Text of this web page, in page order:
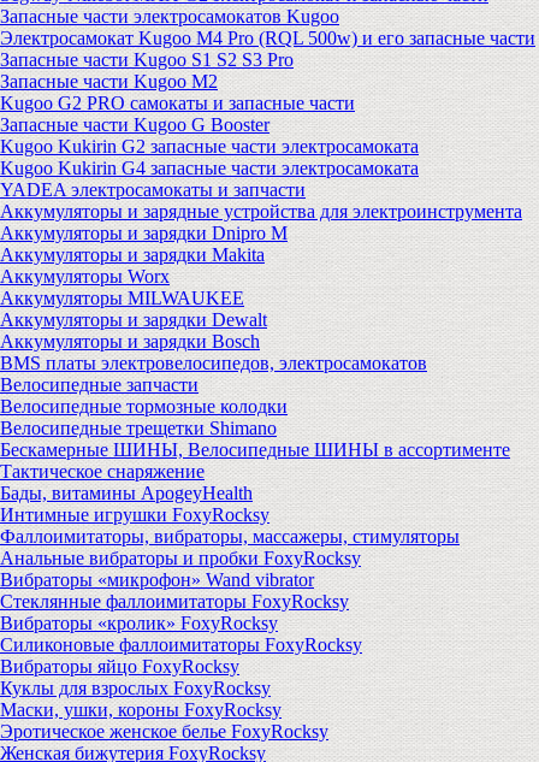
Запасные части электросамокатов Kugoo
Электросамокат Kugoo M4 Pro (RQL 500w) и его запасные части
Запасные части Kugoo S1 S2 S3 Pro
Запасные части Kugoo M2
Kugoo G2 PRO самокаты и запасные части
Запасные части Kugoo G Booster
Kugoo Kukirin G2 запасные части электросамоката
Kugoo Kukirin G4 запасные части электросамоката
YADEA электросамокаты и запчасти
Аккумуляторы и зарядные устройства для электроинструмента
Аккумуляторы и зарядки Dnipro M
Аккумуляторы и зарядки Makita
Аккумуляторы Worx
Аккумуляторы MILWAUKEE
Аккумуляторы и зарядки Dewalt
Аккумуляторы и зарядки Bosch
BMS платы электровелосипедов, электросамокатов
Велосипедные запчасти
Велосипедные тормозные колодки
Велосипедные трещетки Shimano
Бескамерные ШИНЫ, Велосипедные ШИНЫ в ассортименте
Тактическое снаряжение
Бады, витамины ApogeyHealth
Интимные игрушки FoxyRocksy
Фаллоимитаторы, вибраторы, массажеры, стимуляторы
Анальные вибраторы и пробки FoxyRocksy
Вибраторы «микрофон» Wand vibrator
Стеклянные фаллоимитаторы FoxyRocksy
Вибраторы «кролик» FoxyRocksy
Силиконовые фаллоимитаторы FoxyRocksy
Вибраторы яйцо FoxyRocksy
Куклы для взрослых FoxyRocksy
Маски, ушки, короны FoxyRocksy
Эротическое женское белье FoxyRocksy
Женская бижутерия FoxyRocksy